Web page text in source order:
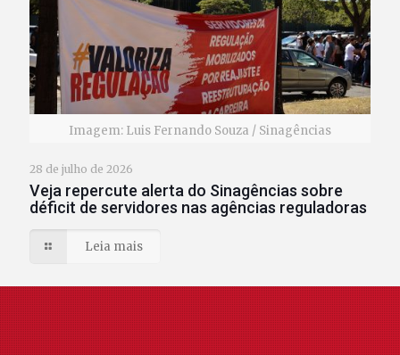
Imagem: Luis Fernando Souza / Sinagências
28 de julho de 2026
Veja repercute alerta do Sinagências sobre
déficit de servidores nas agências reguladoras
Leia mais